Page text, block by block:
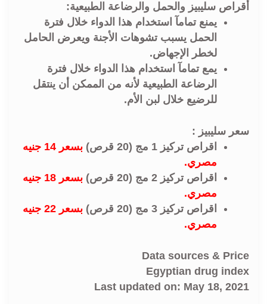
أقراص سليبيز والحمل والرضاعة الطبيعية:
يمنع تمامآ استخدام هذا الدواء خلال فترة
الحمل يسبب تشوهات الأجنة ويعرض الحامل
لخطر الإجهاض.
يمع تمامآ استخدام هذا الدواء خلال فترة
الرضاعة الطبيعية لأنه من الممكن أن ينتقل
للرضيع خلال لبن الأم.
سعر سليبيز :
اقراص تركيز 1 مج (20 قرص)
بسعر 14 جنيه
مصري.
اقراص تركيز 2 مج (20 قرص)
بسعر 18 جنيه
مصري.
اقراص تركيز 3 مج (20 قرص)
بسعر 22 جنيه
مصري.
Data sources & Price
Egyptian drug index
Last updated on: May 18, 2021